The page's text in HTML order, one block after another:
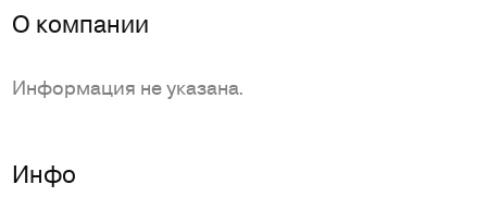
Инфо
О компании
Информация не указана.